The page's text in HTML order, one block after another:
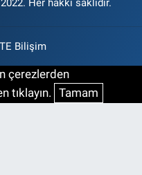
Her hakkı saklıdır.
TE Bilişim
çerezlerden
tıklayın. Tamam